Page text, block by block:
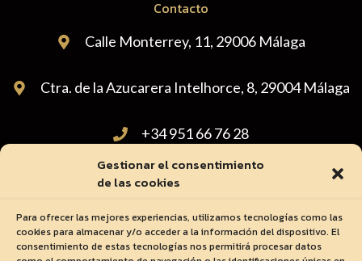
Gestionar el consentimiento
de las cookies
Para ofrecer las mejores experiencias, utilizamos tecnologías como las
cookies para almacenar y/o acceder a la información del dispositivo. El
consentimiento de estas tecnologías nos permitirá procesar datos
Contacto
Calle Monterrey, 11, 29006 Málaga
Ctra. de la Azucarera Intelhorce, 8, 29004 Málaga
+34 951 66 76 28
administracion@carnicasdiscarpe.com